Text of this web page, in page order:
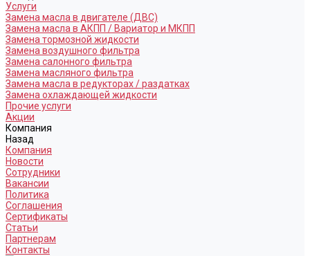
Услуги
Замена масла в двигателе (ДВС)
Замена масла в АКПП / Вариатор и МКПП
Замена тормозной жидкости
Замена воздушного фильтра
Замена салонного фильтра
Замена масляного фильтра
Замена масла в редукторах / раздатках
Замена охлаждающей жидкости
Прочие услуги
Акции
Компания
Назад
Компания
Новости
Сотрудники
Вакансии
Политика
Соглашения
Сертификаты
Статьи
Партнерам
Контакты